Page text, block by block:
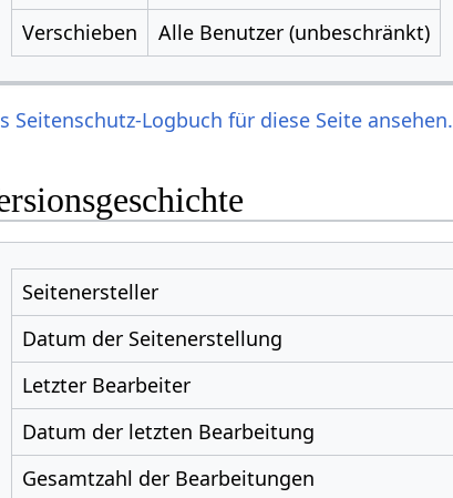
Verschieben
Alle Benutzer (unbeschränkt)
Seitenschutz-Logbuch für diese Seite ansehen.
Seitenersteller
Datum der Seitenerstellung
Letzter Bearbeiter
Datum der letzten Bearbeitung
Gesamtzahl der Bearbeitungen